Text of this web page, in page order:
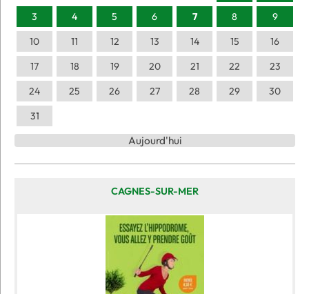
3
4 5 6 7 8
9
10
11 12 13 14 15
16
17
18 19 20 21 22
23
24
25 26 27 28 29
30
31
Aujourd'hui
CAGNES-SUR-MER